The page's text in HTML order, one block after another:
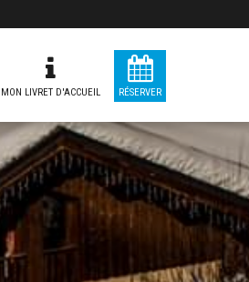
MON LIVRET D'ACCUEIL RÉSERVER